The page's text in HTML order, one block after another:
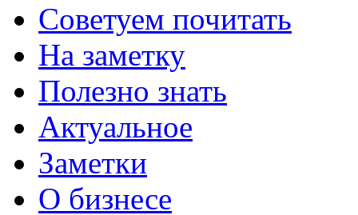
Советуем почитать
На заметку
Полезно знать
Актуальное
Заметки
О бизнесе